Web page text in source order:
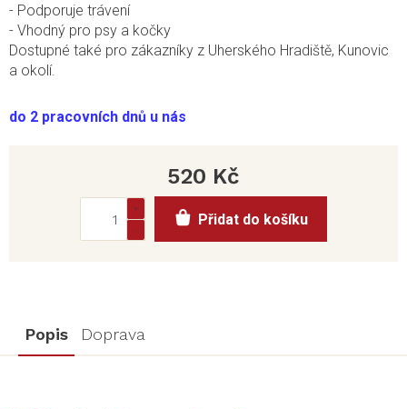
do 2 pracovních dnů u nás
- Podporuje trávení
- Vhodný pro psy a kočky
Dostupné také pro zákazníky z Uherského Hradiště, Kunovic
a okolí.
520 Kč
cena:
Přidat do košíku
Popis Doprava